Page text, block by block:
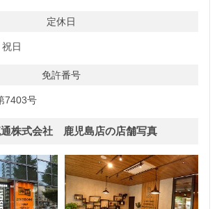
定休日
日
免許番号
7403号
通株式会社 鹿児島店の店舗写真